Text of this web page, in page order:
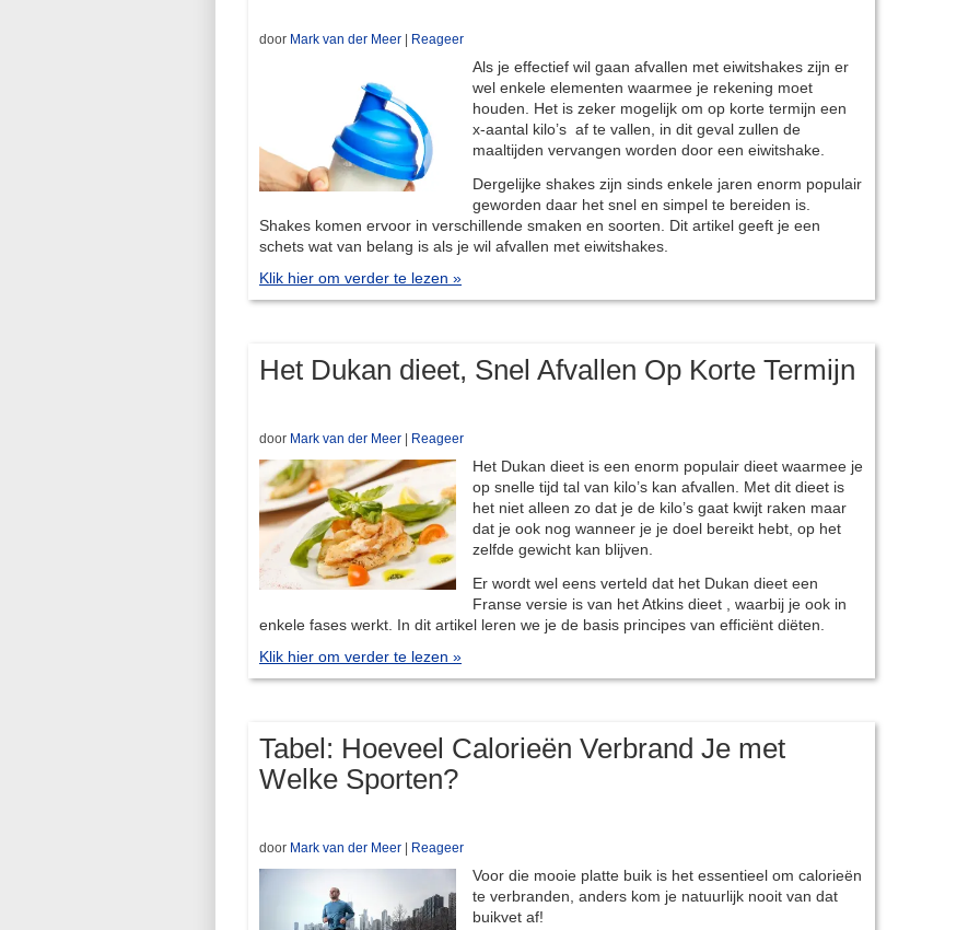
door Mark van der Meer Reageer
Als je effectief wil gaan afvallen met eiwitshakes zijn er
wel enkele elementen waarmee je rekening moet
houden. Het is zeker mogelijk om op korte termijn een
x-aantal kilo’s af te vallen, in dit geval zullen de
maaltijden vervangen worden door een eiwitshake.
Dergelijke shakes zijn sinds enkele jaren enorm populair
geworden daar het snel en simpel te bereiden is.
Shakes komen ervoor in verschillende smaken en soorten. Dit artikel geeft je een
schets wat van belang is als je wil afvallen met eiwitshakes.
Klik hier om verder te lezen »
Het Dukan dieet, Snel Afvallen Op Korte Termijn
door Mark van der Meer Reageer
Het Dukan dieet is een enorm populair dieet waarmee je
op snelle tijd tal van kilo’s kan afvallen. Met dit dieet is
het niet alleen zo dat je de kilo’s gaat kwijt raken maar
dat je ook nog wanneer je je doel bereikt hebt, op het
zelfde gewicht kan blijven.
Er wordt wel eens verteld dat het Dukan dieet een
Franse versie is van het Atkins dieet , waarbij je ook in
enkele fases werkt. In dit artikel leren we je de basis principes van efficiënt diëten.
Klik hier om verder te lezen »
Tabel: Hoeveel Calorieën Verbrand Je met
Welke Sporten?
door Mark van der Meer Reageer
Voor die mooie platte buik is het essentieel om calorieën
te verbranden, anders kom je natuurlijk nooit van dat
buikvet af!